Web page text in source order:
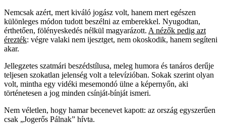
Nemcsak azért, mert kiváló jogász volt, hanem mert egészen
különleges módon tudott beszélni az emberekkel. Nyugodtan,
érthetően, fölényeskedés nélkül magyarázott. A nézők pedig azt
érezték: végre valaki nem ijesztget, nem okoskodik, hanem segíteni
akar.
Jellegzetes szatmári beszédstílusa, meleg humora és tanáros derűje
teljesen szokatlan jelenség volt a televízióban. Sokak szerint olyan
volt, mintha egy vidéki mesemondó ülne a képernyőn, aki
történetesen a jog minden csínját-bínját ismeri.
Nem véletlen, hogy hamar becenevet kapott: az ország egyszerűen
csak „Jogerős Pálnak” hívta.